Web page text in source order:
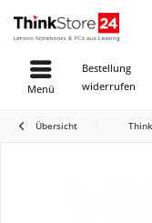
Bestellung
widerrufen
Menü
Übersicht